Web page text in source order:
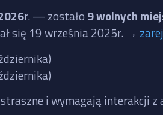
r. — zostało 9 wolnych
się 19 września 2025r. →
i wymagają interakcji